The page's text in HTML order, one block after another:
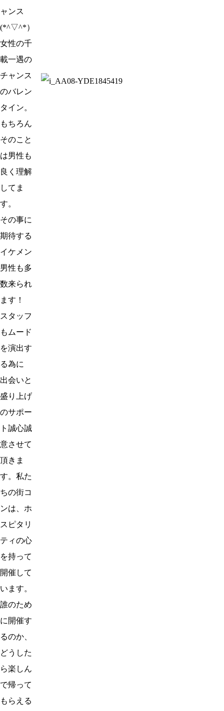
ャンス
(*^▽^*）
女性の千
載一遇の
チャンス
のバレン
タイン。
もちろん
そのこと
は男性も
良く理解
してま
す。
その事に
期待する
イケメン
男性も多
数来られ
ます！
スタッフ
もムード
を演出す
る為に
出会いと
盛り上げ
のサポー
ト誠心誠
意させて
頂きま
す。私た
ちの街コ
ンは、ホ
スピタリ
ティの心
を持って
開催して
います。
誰のため
に開催す
るのか、
どうした
ら楽しん
で帰って
もらえる